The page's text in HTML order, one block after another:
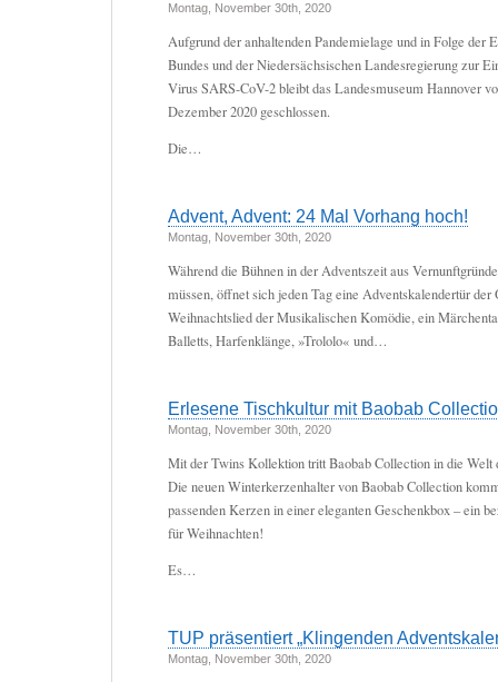
Montag, November 30th, 2020
Aufgrund der anhaltenden Pandemielage und in Folge der
Bundes und der Niedersächsischen Landesregierung zur
Virus SARS-CoV-2 bleibt das Landesmuseum Hannover
Dezember 2020 geschlossen.
Die…
Advent, Advent: 24 Mal Vorhang hoch!
Montag, November 30th, 2020
Während die Bühnen in der Adventszeit aus
müssen, öffnet sich jeden Tag eine Adventskalendertür
Weihnachtslied der Musikalischen Komödie, ein
Balletts, Harfenklänge, »Trololo« und…
Erlesene Tischkultur mit Baobab
Montag, November 30th, 2020
Mit der Twins Kollektion tritt Baobab Collection in die Welt
Die neuen Winterkerzenhalter von Baobab Collection
passenden Kerzen in einer eleganten Geschenkbox – ein
für Weihnachten!
Es…
TUP präsentiert „Klingenden
Montag, November 30th, 2020